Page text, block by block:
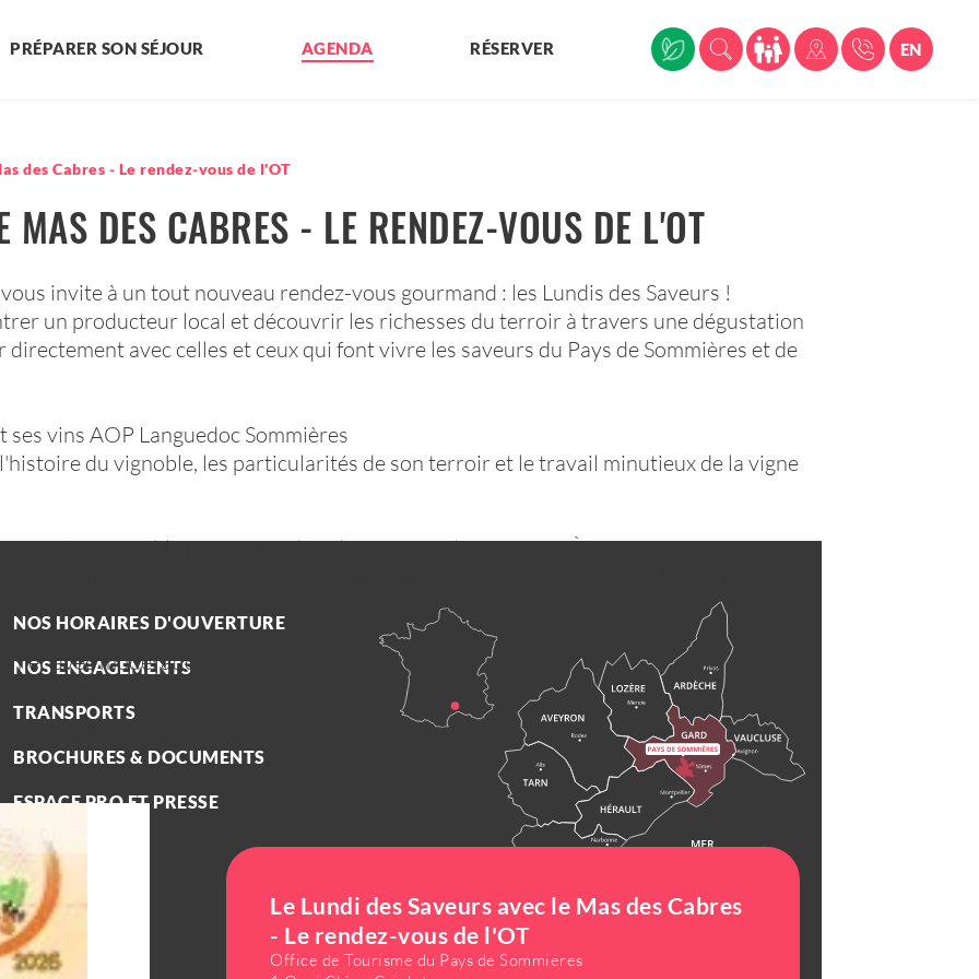
PRÉPARER SON SÉJOUR AGENDA RÉSERVER EN
des Cabres - Le rendez-vous de l'OT
MAS DES CABRES - LE RENDEZ-VOUS DE L'OT
invite à un tout nouveau rendez-vous gourmand : les Lundis des Saveurs !
un producteur local et découvrir les richesses du terroir à travers une dégustation
avec celles et ceux qui font vivre les saveurs du Pays de Sommières et de
vins AOP Languedoc Sommières
du vignoble, les particularités de son terroir et le travail minutieux de la vigne
sont une véritable immersion dans les saveurs du territoire. À travers ces rencontres,
avec modération.
Le Lundi des Saveurs avec le Mas des Cabres
- Le rendez-vous de l'OT
Office de Tourisme du Pays de Sommières
NOS HORAIRES D'OUVERTURE
NOS ENGAGEMENTS
TRANSPORTS
BROCHURES & DOCUMENTS
ESPACE PRO ET PRESSE